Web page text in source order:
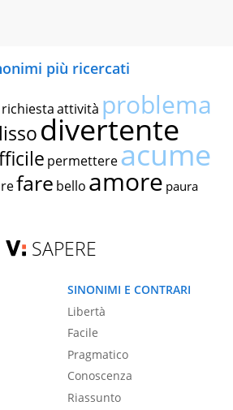
più ricercati
richiestaattività problema
divertente
permettereacume
fare bello amore paura
SAPERE
SINONIMI E CONTRARI
Libertà
Facile
Pragmatico
Conoscenza
Riassunto